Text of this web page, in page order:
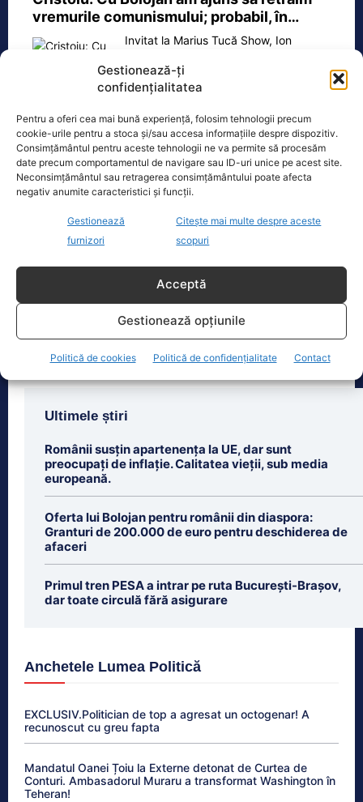
Gestionează-ți
confidențialitatea
Pentru a oferi cea mai bună experiență, folosim tehnologii precum
cookie-urile pentru a stoca și/sau accesa informațiile despre dispozitiv.
Consimțământul pentru aceste tehnologii ne va permite să procesăm
date precum comportamentul de navigare sau ID-uri unice pe acest site.
Neconsimțământul sau retragerea consimțământului poate afecta
negativ anumite caracteristici și funcții.
Gestionează
furnizori
Citește mai multe despre aceste
scopuri
Acceptă
Gestionează opțiunile
Politică de cookies Politică de confidențialitate Contact
vremurile comunismului; probabil, în…
Invitat la Marius Tucă Show, Ion
de Ilie Bolojan privind reducerea
consumului de energie electrică
Oficiul de Știri
Copil din Reghin, salvat după ce și-a prins mâna în
mașina…
trecut printr-un moment dramatic,
vineri, după ce și-a prins mâna
Ultimele știri
Românii susțin apartenența la UE, dar sunt
preocupați de inflație. Calitatea vieții, sub media
europeană.
Oferta lui Bolojan pentru românii din diaspora:
Granturi de 200.000 de euro pentru deschiderea de
afaceri
Primul tren PESA a intrar pe ruta București-Brașov,
dar toate circulă fără asigurare
Anchetele Lumea Politică
EXCLUSIV.Politician de top a agresat un octogenar! A
recunoscut cu greu fapta
Mandatul Oanei Țoiu la Externe detonat de Curtea de
Conturi. Ambasadorul Muraru a transformat Washington în
Teheran!